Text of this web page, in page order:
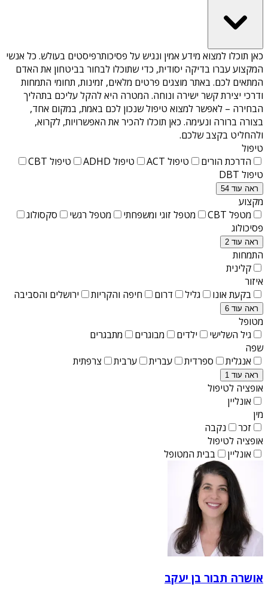
כאן תוכלו למצוא מידע אמין ונגיש על פסיכותרפיסטים בעולש. כל אנשי
המקצוע עברו בדיקה יסודית, כדי שתוכלו לבחור בביטחון את האדם
המתאים לכם. באתר מוצגים פרטים מלאים, זמינות, תחומי התמחות
ודרכי יצירת קשר ישירה ונוחה. המטרה היא להקל עליכם בתהליך
הבחירה – לאפשר למצוא טיפול שנכון לכם באמת, במקום אחד,
בצורה ברורה ונעימה. כאן תוכלו להכיר את האפשרויות, לקרוא,
ולהחליט בקצב שלכם.
טיפול
הדרכת הורים
טיפול ACT טיפול ADHD
טיפול CBT
טיפול DBT
ראה עוד 54
מקצוע
מטפל CBT
מטפל זוגי ומשפחתי מטפל רגשי
סקסולוג
פסיכולוג
ראה עוד 2
התמחות
קלינית
איזור
בקעת אונו
גליל דרום חיפה והקריות ירושלים והסביבה
ראה עוד 6
מטופל
גיל השלישי
ילדים מבוגרים
מתבגרים
שפה
אנגלית
ספרדית עברית ערבית צרפתית
ראה עוד 1
אופציה לטיפול
אונליין
מין
זכר
נקבה
אופציה לטיפול
אונליין
בבית המטופל
אושרה תבור בן יעקב